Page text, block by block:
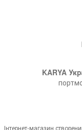
KARYA
Інтернет-магазин